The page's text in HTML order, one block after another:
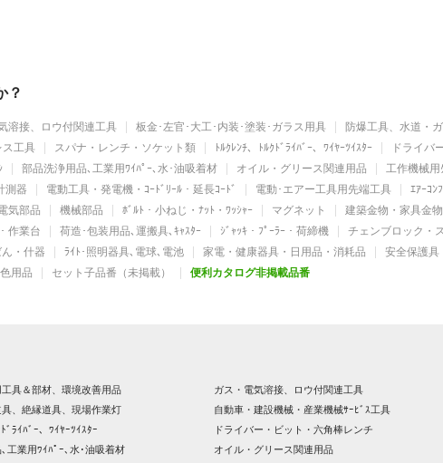
？
溶接、ロウ付関連工具 板金･左官･大工･内装･塗装･ガラス用具 防爆工具、水道・
工具 スパナ・レンチ・ソケット類 ﾄﾙｸﾚﾝﾁ、ﾄﾙｸﾄﾞﾗｲﾊﾞｰ、ﾜｲﾔｰﾂｲｽﾀｰ
ドライバ
部品洗浄用品､工業用ﾜｲﾊﾟｰ､水･油吸着材 オイル・グリース関連用品
工作機械用
測器 電動工具・発電機・ｺｰﾄﾞﾘｰﾙ・延長ｺｰﾄﾞ 電動･エアー工具用先端工具
ｴｱｰｺﾝ
気部品 機械部品 ﾎﾞﾙﾄ・小ねじ・ﾅｯﾄ・ﾜｯｼｬｰ マグネット 建築金物・家具金物
作業台 荷造･包装用品､運搬具､ｷｬｽﾀｰ ｼﾞｬｯｷ・ﾌﾟｰﾗｰ・荷締機 チェンブロック・
・什器 ﾗｲﾄ･照明器具､電球､電池 家電・健康器具・日用品・消耗品 安全保護具
用品 セット子品番（未掲載） 便利カタログ非掲載品番
具＆部材、環境改善用品 ガス・電気溶接、ロウ付関連工具
、絶縁道具、現場作業灯 自動車・建設機械・産業機械ｻｰﾋﾞｽ工具
ﾞﾗｲﾊﾞｰ、ﾜｲﾔｰﾂｲｽﾀｰ ドライバー・ビット・六角棒レンチ
工業用ﾜｲﾊﾟｰ､水･油吸着材 オイル・グリース関連用品